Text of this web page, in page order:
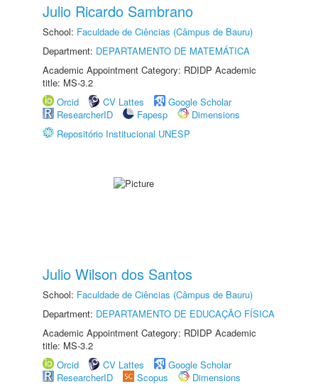
Julio Ricardo Sambrano
School: Faculdade de Ciências (Câmpus de Bauru)
Department: DEPARTAMENTO DE MATEMÁTICA
Academic Appointment Category: RDIDP Academic
title: MS-3.2
Orcid
CV Lattes
Google Scholar
ResearcherID
Fapesp
Dimensions
Repositório Institucional UNESP
Julio Wilson dos Santos
School: Faculdade de Ciências (Câmpus de Bauru)
Department: DEPARTAMENTO DE EDUCAÇÃO FÍSICA
Academic Appointment Category: RDIDP Academic
title: MS-3.2
Orcid
CV Lattes
Google Scholar
ResearcherID
Scopus
Dimensions